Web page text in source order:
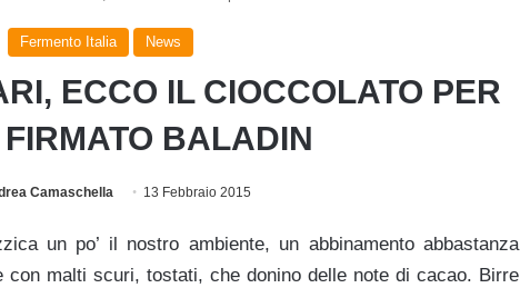
Fermento Italia News
ECCO IL CIOCCOLATO PER
BALADIN
Camaschella 13 Febbraio 2015
un po’ il nostro ambiente, un abbinamento abbastanza
malti scuri, tostati, che donino delle note di cacao. Birre